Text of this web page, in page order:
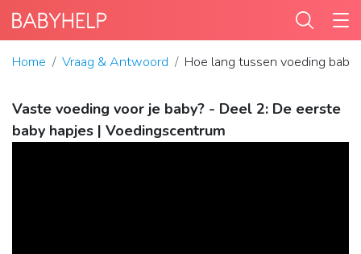
Home Vraag & Antwoord Hoe lang tussen voeding
Vaste voeding voor je baby? - Deel 2: De eerste
baby hapjes | Voedingscentrum